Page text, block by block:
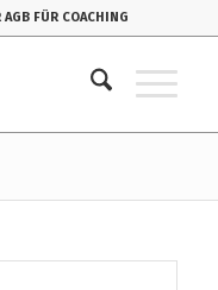
FÜR COACHING